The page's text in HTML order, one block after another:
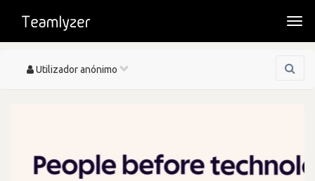
Toggle
Utilizador anónimo